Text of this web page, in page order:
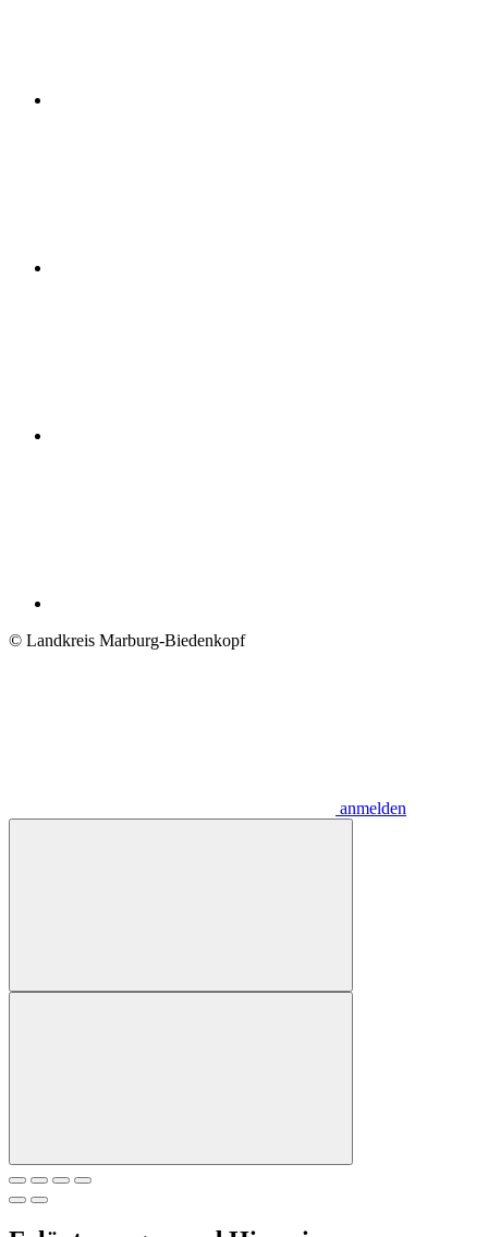
© Landkreis Marburg-Biedenkopf
anmelden